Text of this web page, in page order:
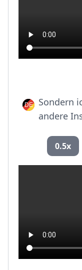
Sondern
andere
0.5x